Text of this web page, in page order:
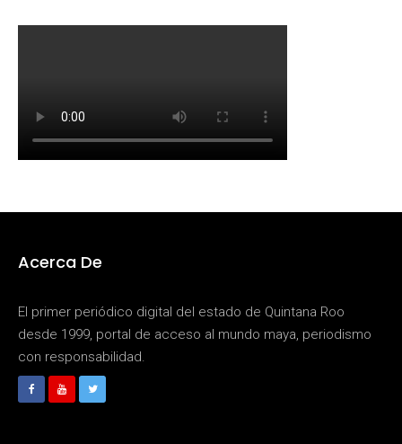
Acerca De
El primer periódico digital del estado de Quintana Roo
desde 1999, portal de acceso al mundo maya, periodismo
con responsabilidad.